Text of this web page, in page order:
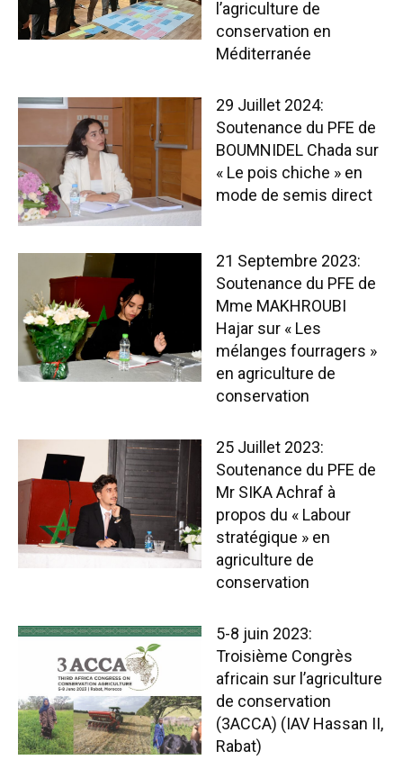
l’agriculture de
conservation en
Méditerranée
29 Juillet 2024:
Soutenance du PFE de
BOUMNIDEL Chada sur
« Le pois chiche » en
mode de semis direct
21 Septembre 2023:
Soutenance du PFE de
Mme MAKHROUBI
Hajar sur « Les
mélanges fourragers »
en agriculture de
conservation
25 Juillet 2023:
Soutenance du PFE de
Mr SIKA Achraf à
propos du « Labour
stratégique » en
agriculture de
conservation
5-8 juin 2023:
Troisième Congrès
africain sur l’agriculture
de conservation
(3ACCA) (IAV Hassan II,
Rabat)